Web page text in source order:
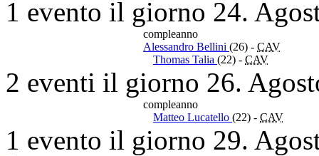
1 evento il giorno 24.
compleanno
Alessandro Bellini (26) - CAV
Thomas Talia (22) - CAV
2 eventi il giorno 26.
compleanno
Matteo Lucatello (22) - CAV
1 evento il giorno 29.